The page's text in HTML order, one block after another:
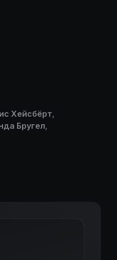
Хейсбёрт,
Бругел,